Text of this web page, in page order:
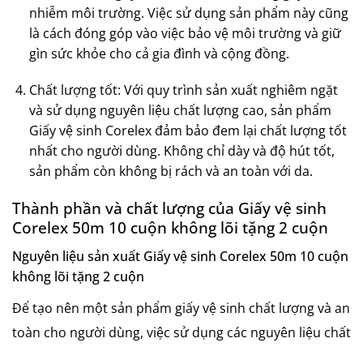
nhiễm môi trường. Việc sử dụng sản phẩm này cũng
là cách đóng góp vào việc bảo vệ môi trường và giữ
gìn sức khỏe cho cả gia đình và cộng đồng.
Chất lượng tốt: Với quy trình sản xuất nghiêm ngặt
và sử dụng nguyên liệu chất lượng cao, sản phẩm
Giấy vệ sinh Corelex đảm bảo đem lại chất lượng tốt
nhất cho người dùng. Không chỉ dày và độ hút tốt,
sản phẩm còn không bị rách và an toàn với da.
Thành phần và chất lượng của Giấy vệ sinh
Corelex 50m 10 cuộn không lõi tặng 2 cuộn
Nguyên liệu sản xuất Giấy vệ sinh Corelex 50m 10 cuộn
không lõi tặng 2 cuộn
Để tạo nên một sản phẩm giấy vệ sinh chất lượng và an
toàn cho người dùng, việc sử dụng các nguyên liệu chất